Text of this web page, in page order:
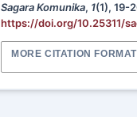
Sagara Komunika, 1(1), 19-
https://doi.org/10.25311/
MORE CITATION